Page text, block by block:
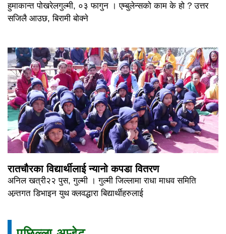
हुमाकान्त पोखरेलगुल्मी, ०३ फागुन । एम्बुलेन्सको काम के हो ? उत्तर
सजिलै आउछ, बिरामी बोक्ने
रातचौरका विद्यार्थीलाई न्यानो कपडा वितरण
अनिल खत्री२२ पुस, गुल्मी । गुल्मी जिल्लामा राधा माधव समिति
अन्र्तगत डिभाइन युथ क्लवद्धारा बिद्यार्थीहरुलाई